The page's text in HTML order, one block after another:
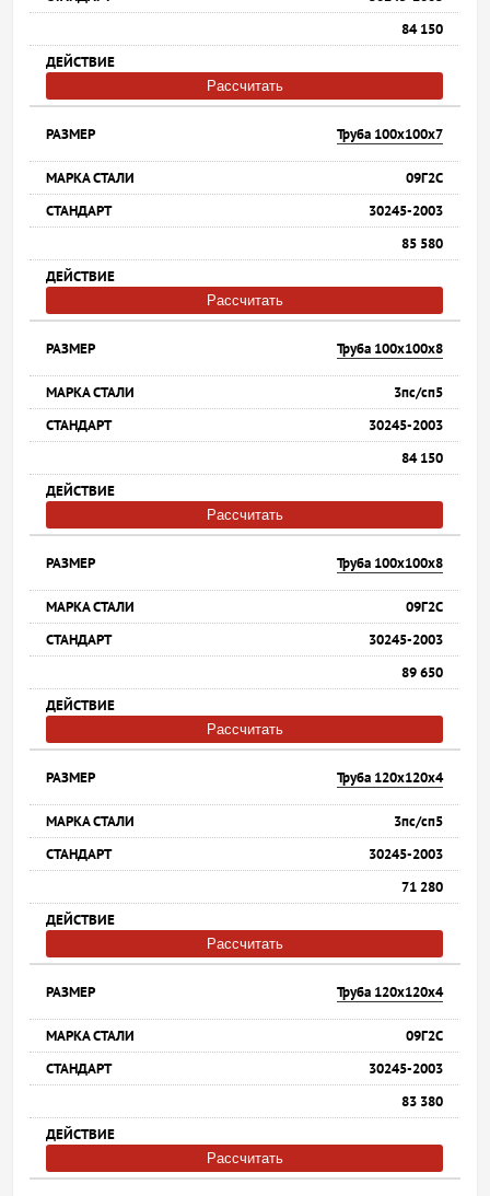
84 150
Рассчитать
Труба 100х100х7
09Г2С
30245-2003
85 580
Рассчитать
Труба 100х100х8
3пс/сп5
30245-2003
84 150
Рассчитать
Труба 100х100х8
09Г2С
30245-2003
89 650
Рассчитать
Труба 120х120х4
3пс/сп5
30245-2003
71 280
Рассчитать
Труба 120х120х4
09Г2С
30245-2003
83 380
Рассчитать